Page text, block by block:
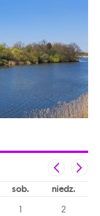
sob niedz
1 2